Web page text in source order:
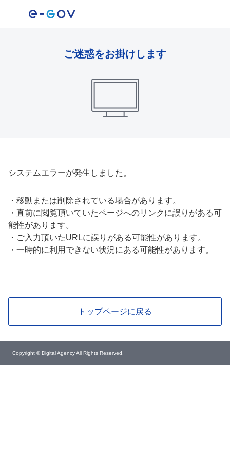
ご迷惑をお掛けします
システムエラーが発生しました。
・ 移動または削除されている場合があります。
・ 直前に閲覧頂いていたページへのリンクに誤りがある可
能性があります。
・ ご入力頂いたURLに誤りがある可能性があります。
・ 一時的に利用できない状況にある可能性があります。
トップページに戻る
Copyright © Digital Agency All Rights Reserved.